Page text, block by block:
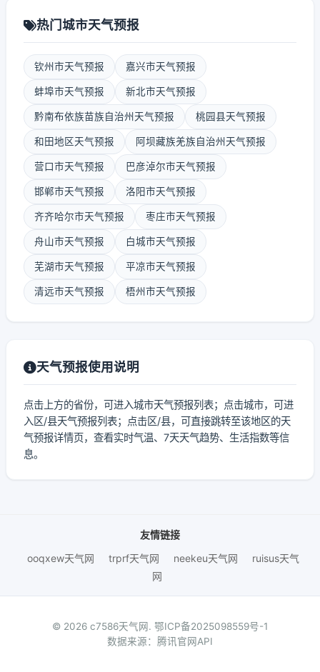
热门城市天气预报
钦州市天气预报 嘉兴市天气预报
蚌埠市天气预报 新北市天气预报
黔南布依族苗族自治州天气预报 桃园县天气预报
和田地区天气预报 阿坝藏族羌族自治州天气预报
营口市天气预报 巴彦淖尔市天气预报
邯郸市天气预报 洛阳市天气预报
齐齐哈尔市天气预报 枣庄市天气预报
舟山市天气预报 白城市天气预报
芜湖市天气预报 平凉市天气预报
清远市天气预报 梧州市天气预报
天气预报使用说明
点击上方的省份，可进入城市天气预报列表；点击城市，可进
入区/县天气预报列表；点击区/县，可直接跳转至该地区的天
气预报详情页，查看实时气温、7天天气趋势、生活指数等信
息。
友情链接
ooqxew天气网
trprf天气网 neekeu天气网
ruisus天气
网
© 2026 c7586天气网. 鄂ICP备2025098559号-1
数据来源：腾讯官网API